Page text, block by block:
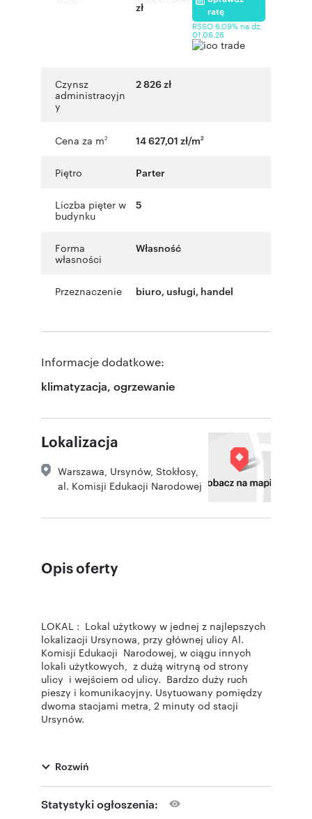
zł
ratę
RSSO 6,09% na dz.
01.06.26
Czynsz
administracyjn
y
2 826 zł
Cena za m2 14 627,01 zł/m2
Piętro Parter
Liczba pięter w
budynku
5
Forma
własności
Własność
Przeznaczenie biuro, usługi, handel
Informacje dodatkowe:
klimatyzacja, ogrzewanie
Lokalizacja
Warszawa Ursynów, Stokłosy
al. Komisji Edukacji Narodowej
Opis oferty
LOKAL : Lokal użytkowy w jednej z najlepszych
lokalizacji Ursynowa, przy głównej ulicy Al.
Komisji Edukacji Narodowej, w ciągu innych
lokali użytkowych, z dużą witryną od strony
ulicy i wejściem od ulicy. Bardzo duży ruch
pieszy i komunikacyjny. Usytuowany pomiędzy
dwoma stacjami metra, 2 minuty od stacji
Ursynów.
ścianie lokalu od strony ulicy) i poziom -1
powierzchnia 111 m. Obecnie cały lokal
podzielony na 10 gabinetów lekarskich (o
metrażach około 12-20), dwie duże poczekalnie,
Rozwiń
Statystyki ogłoszenia: